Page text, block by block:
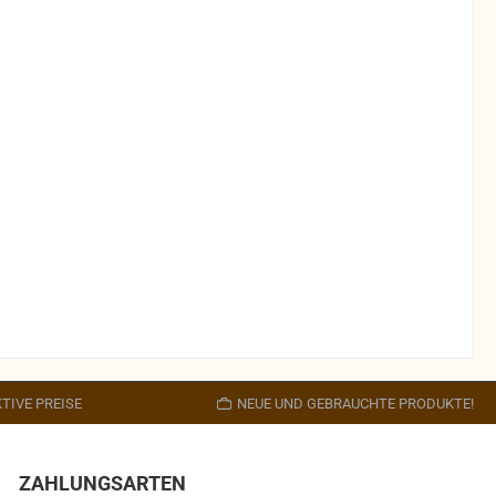
PREISE NEUE UND GEBRAUCHTE PRODUKTE!
ZAHLUNGSARTEN